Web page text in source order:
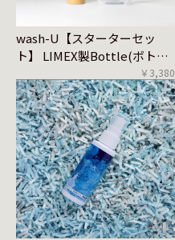
wash-U【スターターセッ
ト】 LIMEX製Bottle(ボトル
のみ) +Refill(詰め替え用)2L
￥3,380